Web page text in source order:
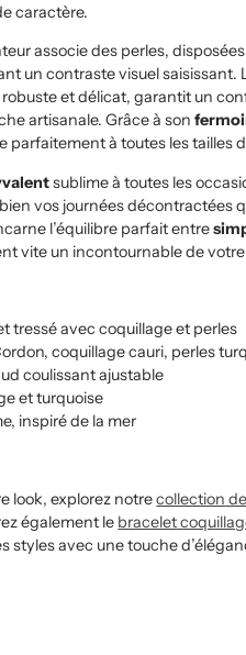
caractère.
associe des perles,
un contraste visuel saisissant.
robuste et délicat, garantit un
artisanale. Grâce à son
parfaitement à toutes les tailles
sublime à toutes les
vos journées décontractées
l’équilibre parfait entre
vite un incontournablede
tressé avec coquillage et perles
coquillage cauri, perles
coulissant ajustable
et turquoise
inspiré de la mer
look, explorez notrecollection de
également le bracelet
styles avec une touche